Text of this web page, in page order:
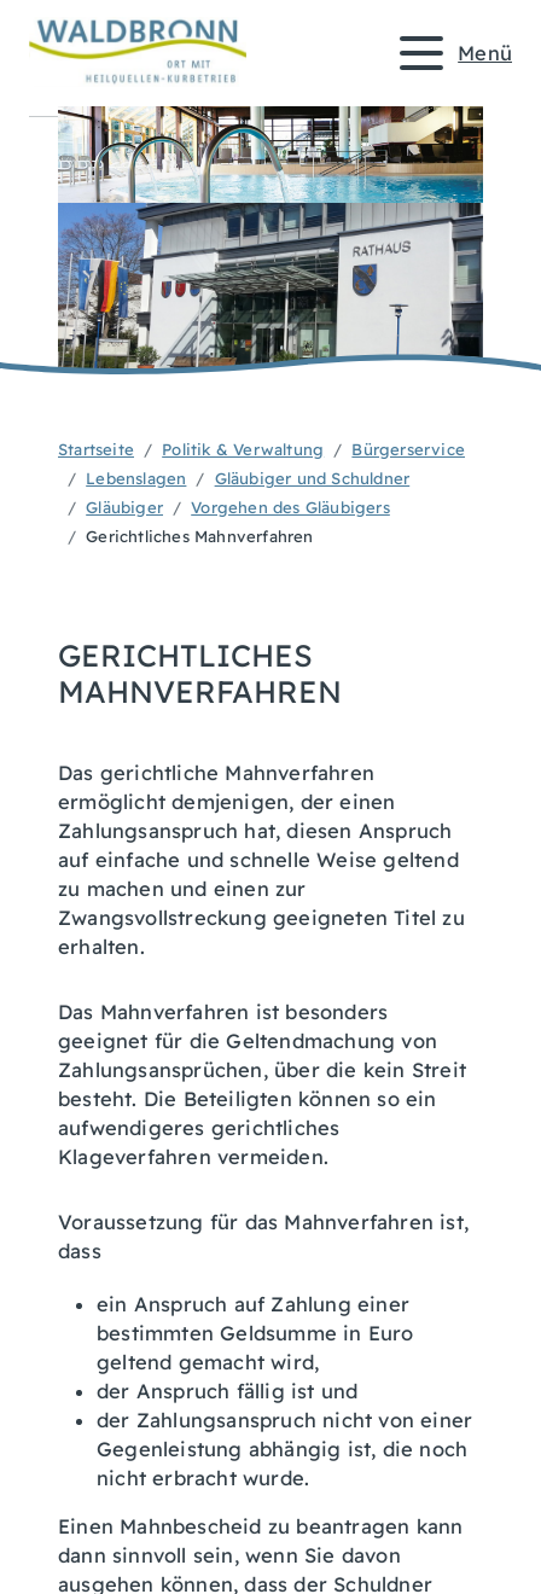
Menü
Startseite Politik & Verwaltung
Bürgerservice
Lebenslagen
Gläubiger und Schuldner
Gläubiger
Vorgehen des Gläubigers
Gerichtliches Mahnverfahren
GERICHTLICHES
MAHNVERFAHREN
Das gerichtliche Mahnverfahren
ermöglicht demjenigen, der einen
Zahlungsanspruch hat, diesen Anspruch
auf einfache und schnelle Weise geltend
zu machen und einen zur
Zwangsvollstreckung geeigneten Titel zu
erhalten.
Das Mahnverfahren ist besonders
geeignet für die Geltendmachung von
Zahlungsansprüchen, über die kein Streit
besteht. Die Beteiligten können so ein
aufwendigeres gerichtliches
Klageverfahren vermeiden.
Voraussetzung für das Mahnverfahren ist,
dass
ein Anspruch auf Zahlung einer
bestimmten Geldsumme in Euro
geltend gemacht wird,
der Anspruch fällig ist und
der Zahlungsanspruch nicht von einer
Gegenleistung abhängig ist, die noch
nicht erbracht wurde.
Einen Mahnbescheid zu beantragen kann
dann sinnvoll sein, wenn Sie davon
ausgehen können, dass der Schuldner